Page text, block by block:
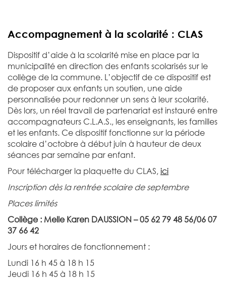
Accompagnement à la scolarité : CLAS
Dispositif d’aide à la scolarité mise en place par la
municipalité en direction des enfants scolarisés sur le
collège de la commune. L’objectif de ce dispositif est
de proposer aux enfants un soutien, une aide
personnalisée pour redonner un sens à leur scolarité.
Dès lors, un réel travail de partenariat est instauré entre
accompagnateurs C.L.A.S., les enseignants, les familles
et les enfants. Ce dispositif fonctionne sur la période
scolaire d’octobre à début juin à hauteur de deux
séances par semaine par enfant.
Pour télécharger la plaquette du CLAS, ici
Inscription dès la rentrée scolaire de septembre
Places limités
Collège : Melle Karen DAUSSION – 05 62 79 48 56/06 07
37 66 42
Jours et horaires de fonctionnement :
Lundi 16 h 45 à 18 h 15
Jeudi 16 h 45 à 18 h 15